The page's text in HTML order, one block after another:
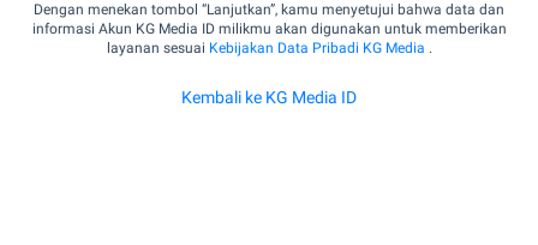
Dengan menekan tombol “Lanjutkan”, kamu menyetujui bahwa data dan
informasi Akun KG Media ID milikmu akan digunakan untuk memberikan
layanan sesuai Kebijakan Data Pribadi KG Media .
Kembali ke KG Media ID